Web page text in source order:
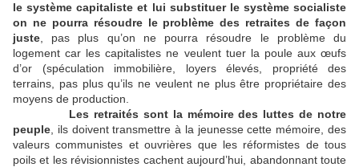
le système capitaliste et lui substituer le système socialiste
on ne pourra résoudre le problème des retraites de façon
juste , pas plus qu’on ne pourra résoudre le problème du
logement car les capitalistes ne veulent tuer la poule aux œufs
d’or (spéculation immobilière, loyers élevés, propriété des
terrains, pas plus qu’ils ne veulent ne plus être propriétaire des
moyens de production.
Les retraités sont la mémoire des luttes de notre
peuple , ils doivent transmettre à la jeunesse cette mémoire, des
valeurs communistes et ouvrières que les réformistes de tous
poils et les révisionnistes cachent aujourd’hui, abandonnant toute